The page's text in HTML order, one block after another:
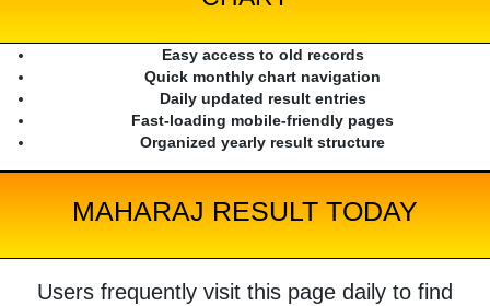
Easy access to old records
Quick monthly chart navigation
Daily updated result entries
Fast-loading mobile-friendly pages
Organized yearly result structure
MAHARAJ RESULT TODAY
Users frequently visit this page daily to find